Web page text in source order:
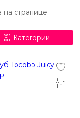
на странице
Категории